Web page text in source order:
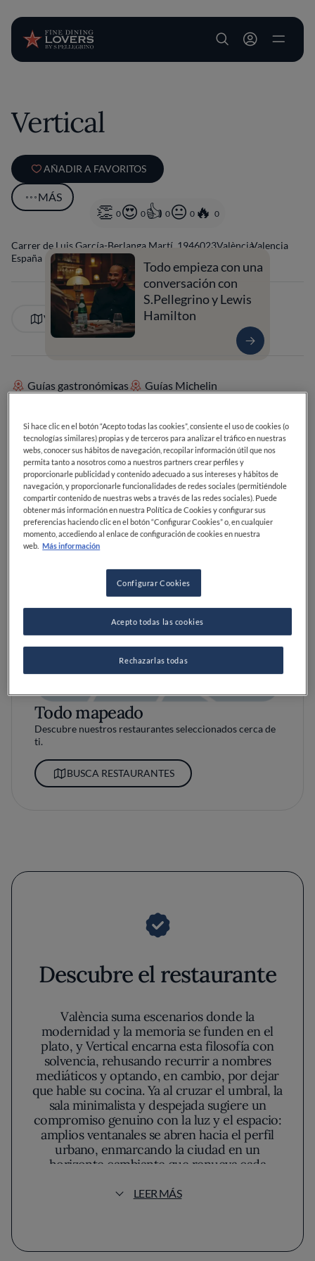
User account
Vertical
AÑADIR A FAVORITOS
MÁS
0 0 0 0 0
Todo empieza con una
conversación con
S.Pellegrino y Lewis
Hamilton
Carrer de Luis García-Berlanga Martí, 1946023ValènciaValencia
España
VER EN EL MAPA
Guías gastronómicas
Guías Michelin
Todo mapeado
Descubre nuestros restaurantes seleccionados cerca de
ti.
BUSCA RESTAURANTES
Descubre el restaurante
València suma escenarios donde la
modernidad y la memoria se funden en el
plato, y Vertical encarna esta filosofía con
solvencia, rehusando recurrir a nombres
mediáticos y optando, en cambio, por dejar
que hable su cocina. Ya al cruzar el umbral, la
sala minimalista y despejada sugiere un
compromiso genuino con la luz y el espacio:
amplios ventanales se abren hacia el perfil
urbano, enmarcando la ciudad en un
horizonte cambiante que renueva cada
evita ornamentos superfluos; la serenidad
LEER MÁS
Si hace clic en el botón “Acepto todas las cookies”, consiente el uso de cookies (o
tecnologías similares) propias y de terceros para analizar el tráfico en nuestras
webs, conocer sus hábitos de navegación, recopilar información útil que nos
permita tanto a nosotros como a nuestros partners crear perfiles y
proporcionarle publicidad y contenido adecuado a sus intereses y hábitos de
navegación, y proporcionarle funcionalidades de redes sociales (permitiéndole
compartir contenido de nuestras webs a través de las redes sociales). Puede
obtener más información en nuestra Política de Cookies y configurar sus
preferencias haciendo clic en el botón “Configurar Cookies” o, en cualquier
momento, accediendo al enlace de configuración de cookies en nuestra
web. Más información
Configurar Cookies
Rechazarlas todas
Acepto todas las cookies